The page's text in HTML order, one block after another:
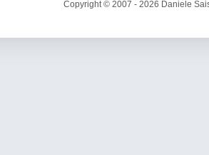
Copyright © 2007 - 2026 Daniele